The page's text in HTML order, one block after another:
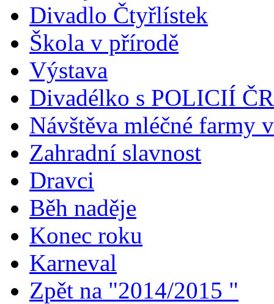
Divadlo Čtyřlístek
Škola v přírodě
Výstava
Divadélko s POLICIÍ ČR
Návštěva mléčné farmy
Zahradní slavnost
Dravci
Běh naděje
Konec roku
Karneval
Zpět na "2014/2015 "